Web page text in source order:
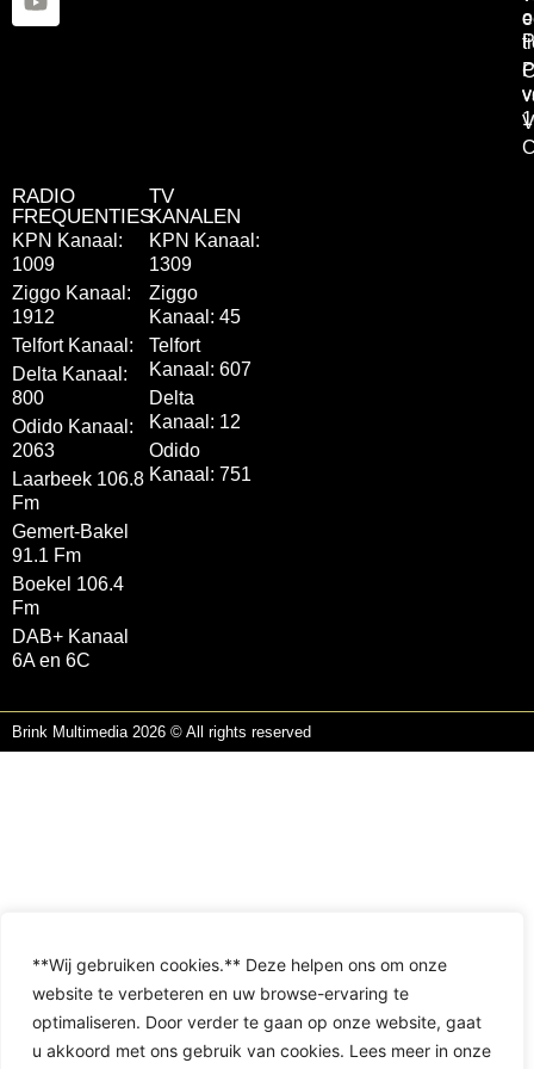
**Wij gebruiken cookies.** Deze helpen ons om onze
website te verbeteren en uw browse-ervaring te
optimaliseren. Door verder te gaan op onze website, gaat
u akkoord met ons gebruik van cookies. Lees meer in onze
RADIO
FREQUENTIES
KPN Kanaal:
1009
Ziggo Kanaal:
1912
Telfort Kanaal:
Delta Kanaal:
800
Odido Kanaal:
2063
Laarbeek 106.8
Fm
Gemert-Bakel
91.1 Fm
Boekel 106.4
Fm
DAB+ Kanaal
6A en 6C
TV
KANALEN
KPN Kanaal:
1309
Ziggo
Kanaal: 45
Telfort
Kanaal: 607
Delta
Kanaal: 12
Odido
Kanaal: 751
Brink Multimedia 2026 © All rights reserved